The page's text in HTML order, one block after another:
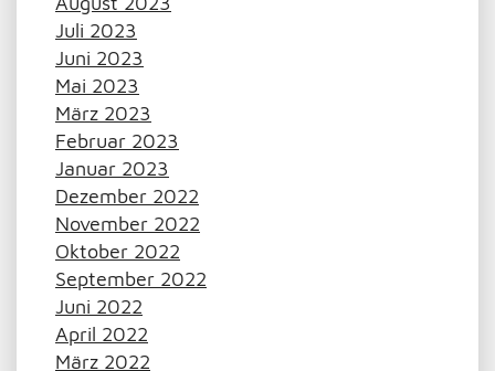
Juli 2023
Juni 2023
Mai 2023
März 2023
Februar 2023
Januar 2023
Dezember 2022
November 2022
Oktober 2022
September 2022
Juni 2022
April 2022
März 2022